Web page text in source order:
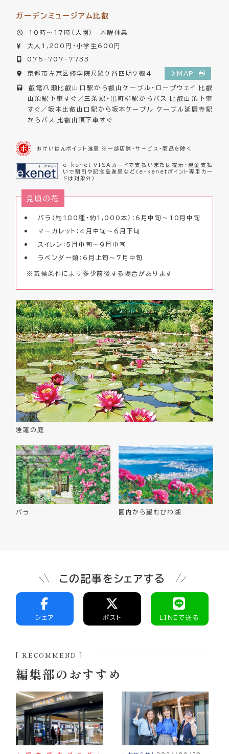
ガーデンミュージアム比叡
10時～17時（入園） 木曜休業
大人1,200円・小学生600円
075-707-7733
京都市左京区修学院尺羅ケ谷四明ケ嶽4
MAP
叡電八瀬比叡山口駅から叡山ケーブル・ロープウェイ 比叡
山頂駅下車すぐ／三条駅・出町柳駅からバス 比叡山頂下車
すぐ／坂本比叡山口駅から坂本ケーブル ケーブル延暦寺駅
からバス 比叡山頂下車すぐ
おけいはんポイント進呈 ※一部店舗・サービス・商品を除く
e-kenet VISAカードで支払いまたは提示・現金支払
いで割引や記念品進呈など（e-kenetポイント専用カー
ドは対象外）
見頃の花
バラ（約180種・約1,000本）：6月中旬～10月中旬
マーガレット：4月中旬～6月下旬
スイレン：5月中旬～9月中旬
ラベンダー類：6月上旬～7月中旬
※気候条件により多少前後する場合があります
睡蓮の庭
バラ 園内から望むびわ湖
この記事をシェアする
シェア ポスト LINEで送る
[ RECOMMEND ]
編集部のおすすめ